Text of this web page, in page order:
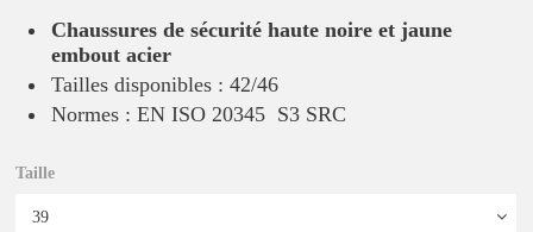
Chaussures de sécurité haute noire et jaune
embout acier
Tailles disponibles : 42/46
Normes : EN ISO 20345 S3 SRC
Taille